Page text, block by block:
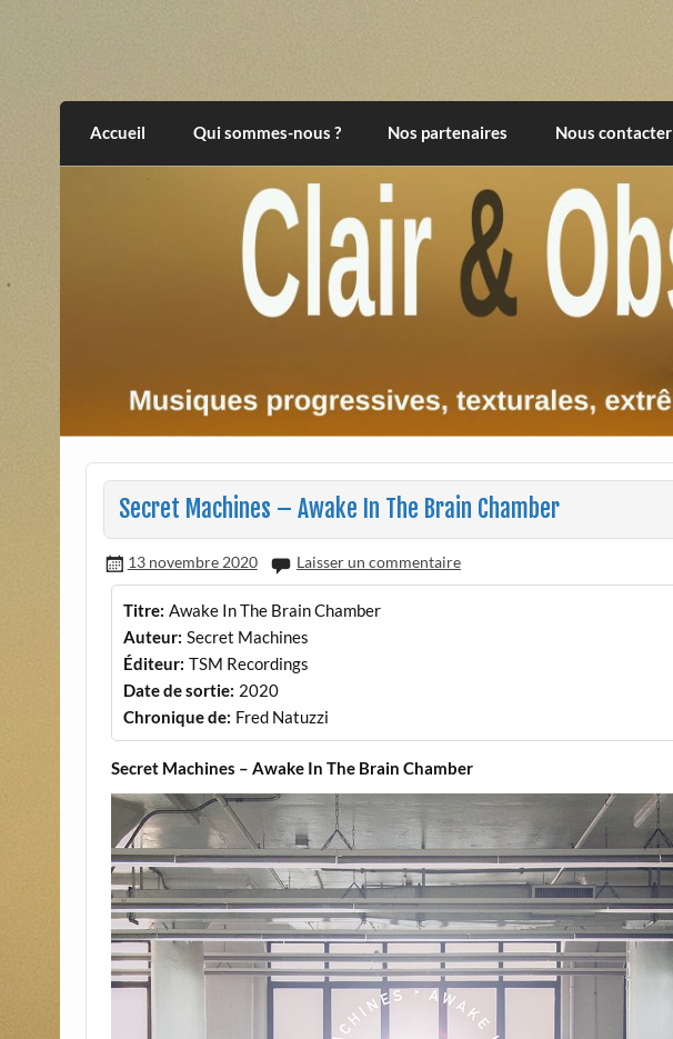
Clair et Obscur
Accueil Qui sommes-nous ? Nos partenaires Nous contacter
Secret Machines – Awake In The Brain Chamber
13 novembre 2020 Laisser un commentaire
Titre: Awake In The Brain Chamber
Auteur: Secret Machines
Éditeur: TSM Recordings
Date de sortie: 2020
Chronique de: Fred Natuzzi
Secret Machines – Awake In The Brain Chamber